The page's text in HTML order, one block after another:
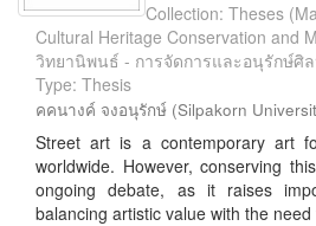
Collection: Theses
Cultural Heritage Conservation and
วิทยานิพนธ์ - การจัดการและอนุรักษ์ศิ
Type: Thesis
คคนางค์ จงอนุรักษ์ (Silpakorn
Street art is a contemporary art
worldwide. However, conserving
ongoing debate, as it raises
balancing artistic value with the